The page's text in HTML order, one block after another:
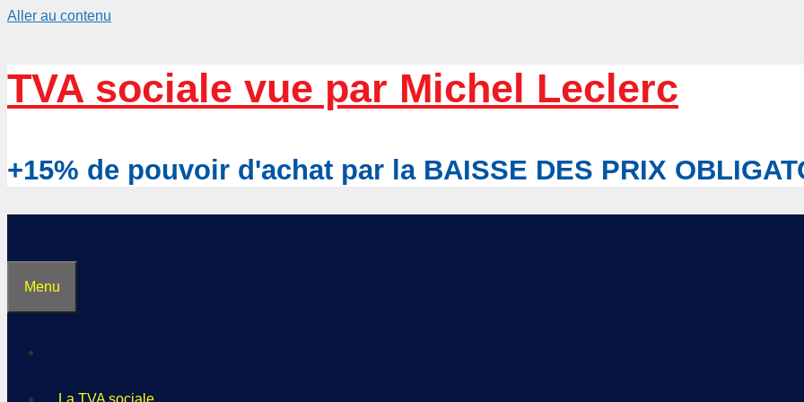
Aller au contenu
TVA sociale vue par Michel Leclerc
+15% de pouvoir d'achat par la BAISSE DES PRIX
Menu
La TVA sociale